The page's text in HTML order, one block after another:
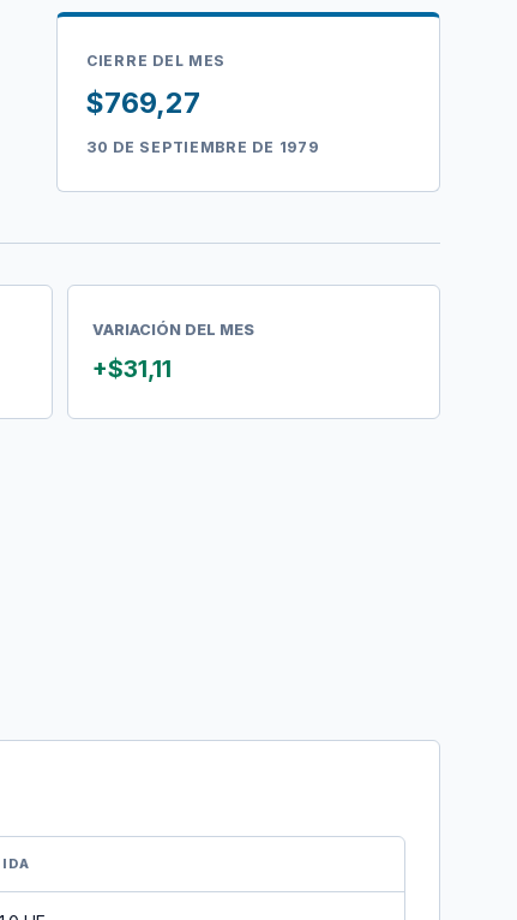
CIERRE DEL MES
$769,27
30 DE SEPTIEMBRE DE 1979
VARIACIÓN DEL MES
+$31,11